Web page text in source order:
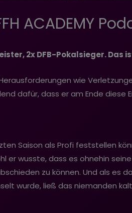
ACADEMY
2x DFB-Pokalsieger. Das
wie
dafür, dass er am Ende diese
Saison als Profi feststellen
er wusste, dass es ohnehin
zu können. Und als es
wurde, ließ das niemanden